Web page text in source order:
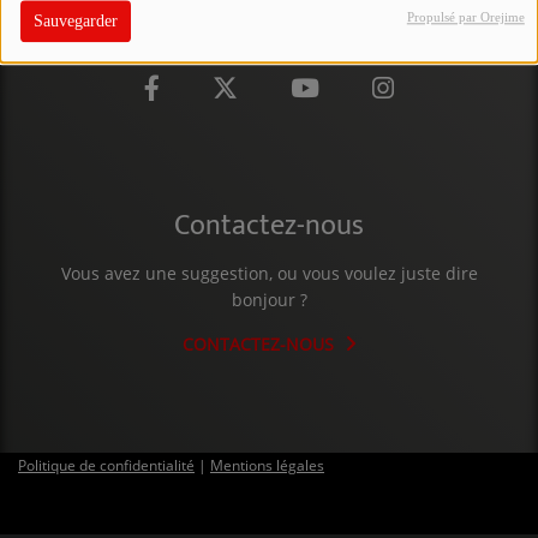
Sauvegarder Propulsé par Orejime
PARTICIPEZ
JEUX CONCOURS
L'ŒIL DE L'OIE | PRÉSENTATION
VIDÉOS | L’ŒIL DE L'OIE
PARTENAIRES
Contactez-nous
Vous avez une suggestion, ou vous voulez juste dire
bonjour ?
CONTACTEZ-NOUS
Politique de confidentialité | Mentions légales